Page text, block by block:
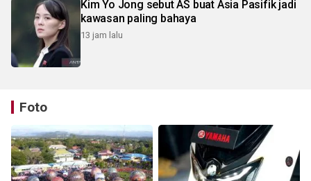
Kim Yo Jong sebut AS buat Asia Pasifik jadi
kawasan paling bahaya
13 jam lalu
Foto